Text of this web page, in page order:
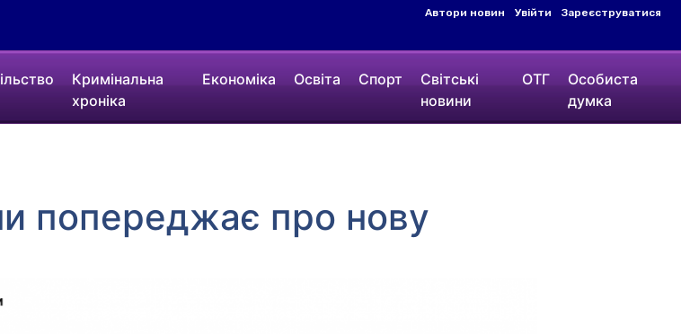
Автори новин Увійти Зареєструватися
Кримінальна
хроніка
Економіка Освіта Спорт
Світські
новини
ОТГ
Особиста
думка
попереджає про нову